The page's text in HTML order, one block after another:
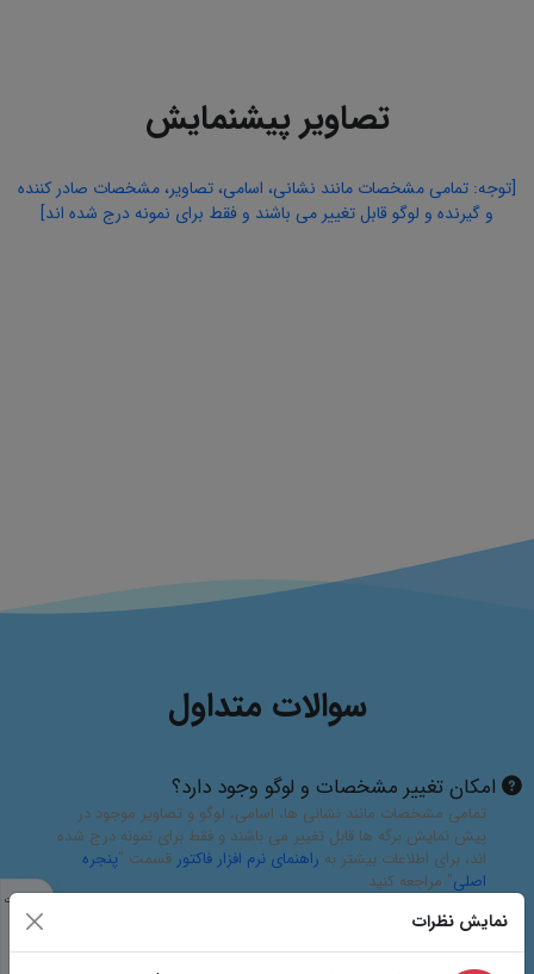
مشخصات
مشابه
تصاویر پیشنمایش
[توجه: تمامی مشخصات مانند نشانی، اسامی، تصاویر، مشخصات صادر کننده
و گیرنده و لوگو قابل تغییر می باشند و فقط برای نمونه درج شده اند]
نمایش نظرات